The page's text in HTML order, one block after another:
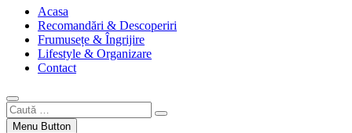
Acasa
Recomandări & Descoperiri
Frumusețe & Îngrijire
Lifestyle & Organizare
Contact
Caută
…Menu Button